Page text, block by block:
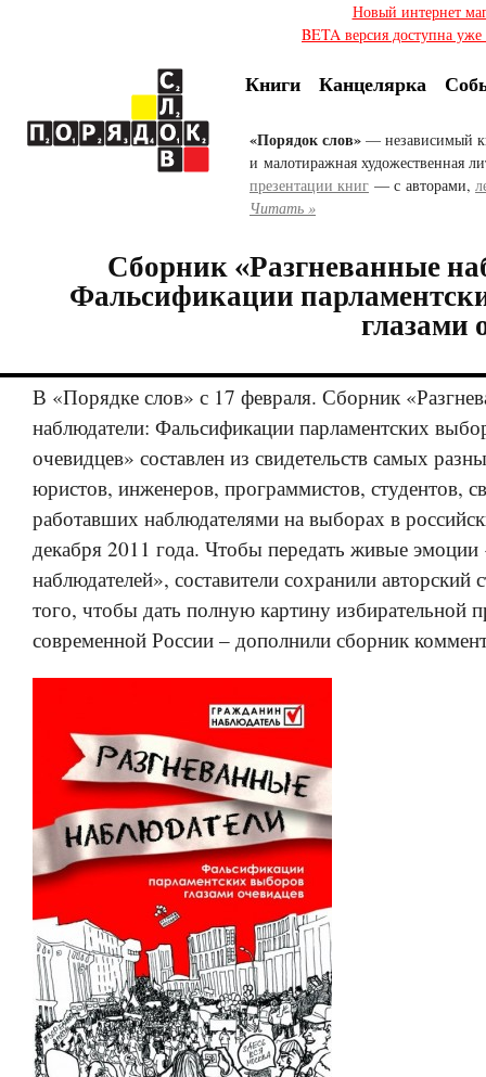
Новый интернет
BETA версия доступна
Книги Канцелярка
«Порядок слов» — независимый
и малотиражная художественная
презентации книг — с авторами,
Читать »
Сборник «Разгневанные
Фальсификации
глазами
В «Порядке слов» с 17 февраля. Сборник
наблюдатели: Фальсификации парламентских
очевидцев» составлен из свидетельств самых
юристов, инженеров, программистов, студентов,
работавших наблюдателями на выборах в
декабря 2011 года. Чтобы передать живые эмоции
наблюдателей», составители сохранили авторский
того, чтобы дать полную картину избирательной
современной России – дополнили сборник